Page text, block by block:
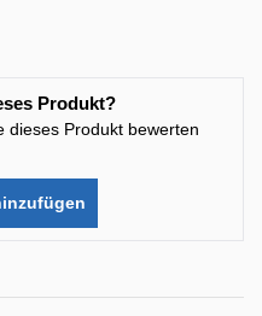
Produkt?
dieses Produkt bewerten